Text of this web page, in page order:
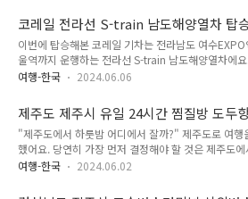
오려면 인천-제주 항로는 없기 때문에 경상남도, 전라
내려가야 해요. 이 중에서..
하기는 했지만, 모두 객실로 되어 있었고, 사물함과 개
게, 담요가 준비되어 있었어요. 그래서 잠을 매우 잘 잤
침에 일어나서 배에서 내렸어요. 제주항은 너무 어렸
봤기 때문에 사실상 처음이었어요. "여기 어디지?"
인. 제가 어디 있는지부터 카카오맵으로 봤어요. "제7
수 있는 제7부두였어요. 제7부두는 제주항국제여객터
어요. 이보다 더 ..
코레일 전라선 S-train 남도해양열차 탑
이번에 탑승해본 코레일 기차는 전라남도 여수EXPO
울역까지 운행하는 전라선 S-train 남도해양열차에
곡성을 갈 수 있을까?아니, 이것은 행복한 고민이다.나
다음에는 어떻게 갈 거야?""여수로 간 다음에 여수에
렸다가 올라가려구." 경상남도 사천시 삼천포신항에
고 제주도로 갔어요. 제주도에서 하루 여행을 한 후, 다
제주도로 내려와 있던 친구와 만났어요. 친구는 제게
일정을 물어봤어요. 앞으로의 일정은 제주도에서 배를
가서 곡성을 당일치기로 둘러보고 다시 기차를 타고
여행-한국 2024.06.06
제주도 제주시 유일 24시간 찜질방 도두
해수파크
"제주도에서 하룻밤 어디에서 잘까?" 제주도로 여행
했어요. 당연히 가장 먼저 결정해야 할 것은 제주도에
이었어요. 하룻밤은 친구 집에서 신세지기로 했지만,
다니고 삼천포항에서 배를 타고 제주항으로 입도해서
여행-한국 2024.06.02